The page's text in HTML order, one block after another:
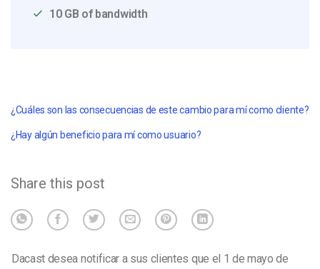
10 GB of bandwidth
¿Cuáles son las consecuencias de este cambio para mí como cliente?
¿Hay algún beneficio para mí como usuario?
Share this post
Dacast desea notificar a sus clientes que el 1 de mayo de